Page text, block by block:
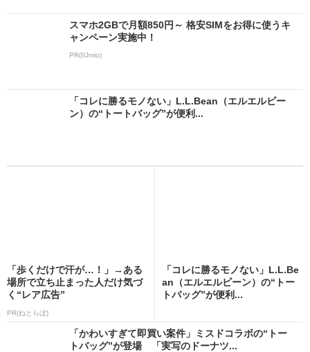
スマホ2GBで月額850円～ 格安SIMをお得に使うキ
ャンペーン実施中！
PR(IIJmio)
「コレに勝るモノない」L.L.Bean（エルエルビー
ン）の“トートバッグ”が便利...
「歩くだけで汗が…！」→ある
場所で立ち止まった人だけ気づ
く“レア広告”
PR(ねとらぼ)
「コレに勝るモノない」L.L.Be
an（エルエルビーン）の“トー
トバッグ”が便利...
「かわいすぎて即買い案件」ミスドコラボの“トー
トバッグ”が登場 「実写のドーナツ...